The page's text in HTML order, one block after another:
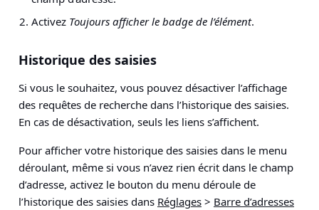
Activez Toujours afficher le badge de l’élément.
Historique des saisies
Si vous le souhaitez, vous pouvez désactiver l’affichage
des requêtes de recherche dans l’historique des saisies.
En cas de désactivation, seuls les liens s’affichent.
Pour afficher votre historique des saisies dans le menu
déroulant, même si vous n’avez rien écrit dans le champ
d’adresse, activez le bouton du menu déroule de
l’historique des saisies dans Réglages > Barre d’adresses